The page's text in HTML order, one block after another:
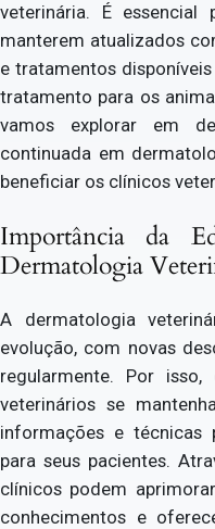
veterinária. É
manterem atualizados
e tratamentos
tratamento para os
vamos explorar em
continuada em
beneficiar os clínicos
Importância da
Dermatologia
A dermatologia
evolução, com novas
regularmente. Por
veterinários se
informações e técnicas
para seus pacientes.
clínicos podem
conhecimentos e